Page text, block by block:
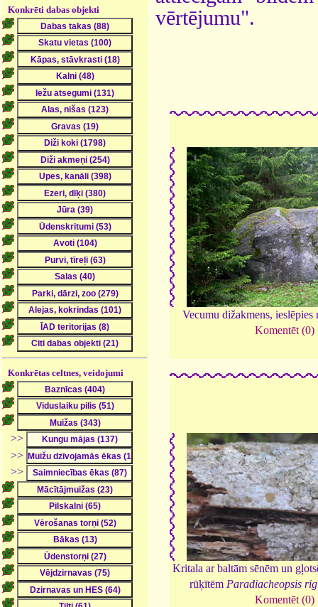
Konkrēti dabas objekti
Konkrētas celtnes, veidojumi
>>
>>
>>
vērtējumu".
Vecumu dižakmens, ieslēpies
Komentēt (0)
Kritala ar baltām sēnēm un
rūķītēm Paradiacheopsis
Komentēt (0)